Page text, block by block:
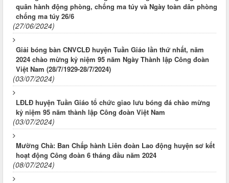
quân hành động phòng, chống ma túy và Ngày toàn dân phòng
chống ma túy 26/6
(27/06/2024)
Giải bóng bàn CNVCLĐ huyện Tuần Giáo lần thứ nhất, năm
2024 chào mừng kỷ niệm 95 năm Ngày Thành lập Công đoàn
Việt Nam (28/7/1929-28/7/2024)
(03/07/2024)
LĐLĐ huyện Tuần Giáo tổ chức giao lưu bóng đá chào mừng
kỷ niệm 95 năm thành lập Công đoàn Việt Nam
(03/07/2024)
Mường Chà: Ban Chấp hành Liên đoàn Lao động huyện sơ kết
hoạt động Công đoàn 6 tháng đầu năm 2024
(08/07/2024)